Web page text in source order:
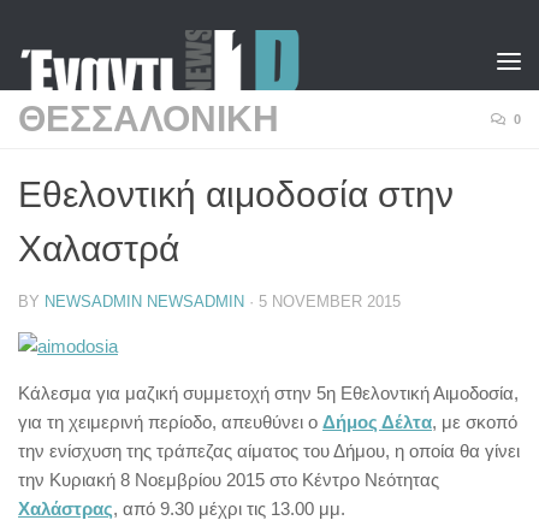
ΘΕΣΣΑΛΟΝΙΚΗ 0
Εθελοντική αιμοδοσία στην
Χαλαστρά
BY NEWSADMIN NEWSADMIN · 5 NOVEMBER 2015
Κάλεσμα για μαζική συμμετοχή στην 5η Εθελοντική Αιμοδοσία,
για τη χειμερινή περίοδο, απευθύνει ο Δήμος Δέλτα, με σκοπό
την ενίσχυση της τράπεζας αίματος του Δήμου, η οποία θα γίνει
την Κυριακή 8 Νοεμβρίου 2015 στο Κέντρο Νεότητας
Χαλάστρας, από 9.30 μέχρι τις 13.00 μμ.